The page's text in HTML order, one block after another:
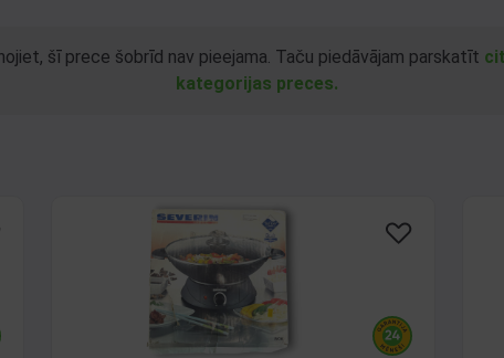
šī prece šobrīd nav pieejama. Taču piedāvājam parskatīt
kategorijas preces.